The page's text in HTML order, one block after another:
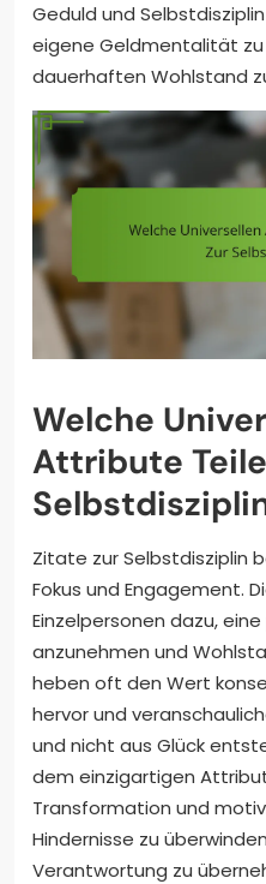
Geduld und
eigene Geldmentalität
dauerhaften Wohlstand
Welche
Attribute
Zitate zur Selbstdisziplin
Fokus und Engagement.
Einzelpersonen dazu,
anzunehmen und
heben oft den Wert
hervor und
und nicht aus Glück
dem einzigartigen
Transformation und
Hindernisse zu
Verantwortung zu